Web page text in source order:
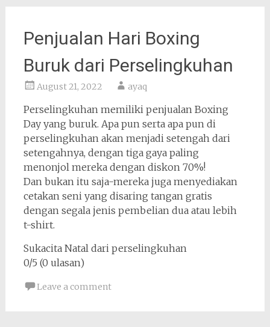
Penjualan Hari Boxing
Buruk dari Perselingkuhan
August 21, 2022 ayaq
Perselingkuhan memiliki penjualan Boxing
Day yang buruk. Apa pun serta apa pun di
perselingkuhan akan menjadi setengah dari
setengahnya, dengan tiga gaya paling
menonjol mereka dengan diskon 70%!
Dan bukan itu saja-mereka juga menyediakan
cetakan seni yang disaring tangan gratis
dengan segala jenis pembelian dua atau lebih
t-shirt.
Sukacita Natal dari perselingkuhan
0/5 (0 ulasan)
Leave a comment